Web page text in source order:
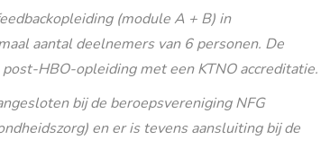
(module A + B) in
aantal deelnemers van 6 personen. De
HBO-opleiding met een KTNO accreditatie.
bij de beroepsvereniging NFG
en er is tevens aansluiting bij de